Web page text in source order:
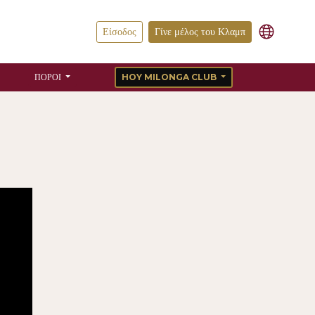
Είσοδος Γίνε μέλος του Κλαμπ
ΠΌΡΟΙ HOY MILONGA CLUB